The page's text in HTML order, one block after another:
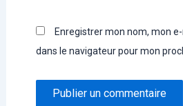
Enregistrer mon nom, mon
dans le navigateur pour mon